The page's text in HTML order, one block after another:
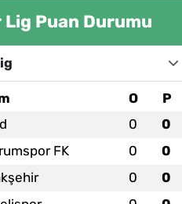
Lig Puan Durumu
O P
0 0
FK 0 0
0 0